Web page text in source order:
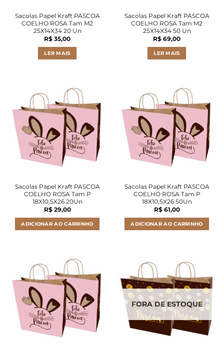
Sacolas Papel Kraft PASCOA
COELHO ROSA Tam M2
25X14X34 20 Un
R$ 35,00
LER MAIS
Sacolas Papel Kraft PASCOA
COELHO ROSA Tam M2
25X14X34 50 Un
R$ 69,00
LER MAIS
Sacolas Papel Kraft PASCOA
COELHO ROSA Tam P
18X10,5X26 20Un
R$29,00
ADICIONAR AO CARRINHO
Sacolas Papel Kraft PASCOA
COELHO ROSA Tam P
18X10,5X26 50Un
R$61,00
ADICIONAR AO CARRINHO
FORA DE ESTOQUE